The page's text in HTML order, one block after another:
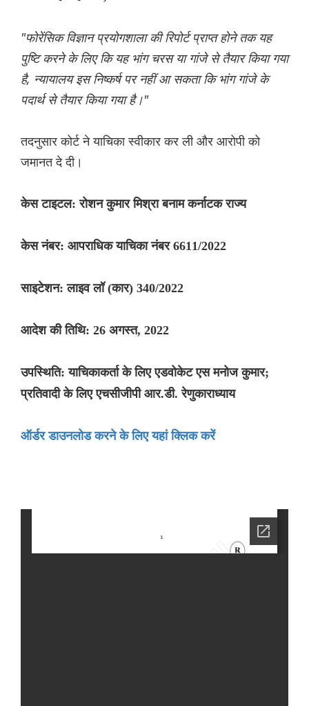
"फोरेंसिक विज्ञान प्रयोगशाला की रिपोर्ट प्राप्त होने तक यह
पुष्टि करने के लिए कि यह भांग चरस या गांजे से तैयार किया गया
है, न्यायालय इस निष्कर्ष पर नहीं आ सकता कि भांग गांजे के
पदार्थ से तैयार किया गया है।"
तदनुसार कोर्ट ने याचिका स्वीकार कर ली और आरोपी को
जमानत दे दी।
केस टाइटल: रोशन कुमार मिश्रा बनाम कर्नाटक राज्य
केस नंबर: आपराधिक याचिका नंबर 6611/2022
साइटेशन: लाइव लॉ (कार) 340/2022
आदेश की तिथि: 26 अगस्त, 2022
उपस्थिति: याचिकाकर्ता के लिए एडवोकेट एस मनोज कुमार;
प्रतिवादी के लिए एचसीजीपी आर.डी. रेणुकाराध्याय
ऑर्डर डाउनलोड करने के लिए यहां क्लिक करें